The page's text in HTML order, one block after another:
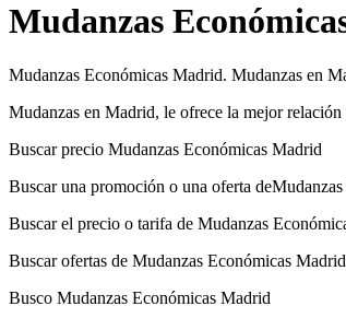
Mudanzas
Mudanzas Económicas Madrid. Mudanzas en
Mudanzas en Madrid, le ofrece la mejor
Buscar precio Mudanzas Económicas Madrid
Buscar una promoción o una oferta
Buscar el precio o tarifa de Mudanzas
Buscar ofertas de Mudanzas Económicas Madrid
Busco Mudanzas Económicas Madrid